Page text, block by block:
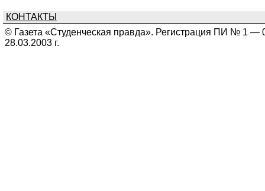
КОНТАКТЫ
© Газета «Студенческая правда». Регистрация ПИ № 1 —
28.03.2003 г.